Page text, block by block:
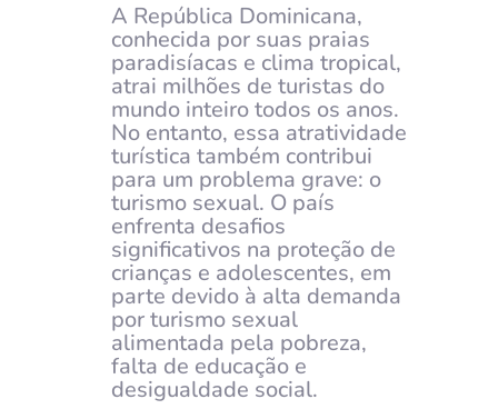
A República Dominicana,
conhecida por suas praias
paradisíacas e clima tropical,
atrai milhões de turistas do
mundo inteiro todos os anos.
No entanto, essa atratividade
turística também contribui
para um problema grave: o
turismo sexual. O país
enfrenta desafios
significativos na proteção de
crianças e adolescentes, em
parte devido à alta demanda
por turismo sexual
alimentada pela pobreza,
falta de educação e
desigualdade social.